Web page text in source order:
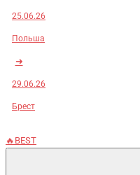
25.06.26
Польша
➜
29.06.26
Брест
🔥BEST